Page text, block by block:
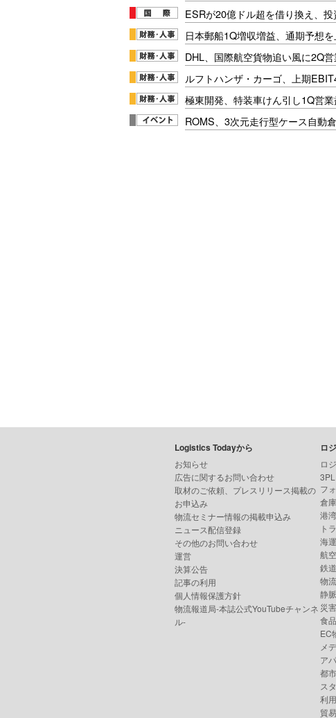
ESRが20億ドル超を借り換え、
日本郵船1Q増収増益、通期予想
DHL、国際航空貨物追い風に2Q
ルフトハンザ・カーゴ、上期
極東開発、特装車けん引し1Q営
ROMS、3次元走行型ケース自動
Logistics Todayから
お知らせ
広告に関するお問い合わせ
取材のご依頼、プレスリリース掲載の
お申込み
物流セミナー情報の掲載申込み
ニュース配信登録
その他のお問い合わせ
運営
決算公告
記事の利用
個人情報保護方針
物流報道局-本誌公式YouTubeチャンネ
ル-
ロ
ロ
3PL
フ
倉庫
港湾
ト
海運
航空
鉄道
物
静
災
食
EC
メ
ア
都
ス
利
貿